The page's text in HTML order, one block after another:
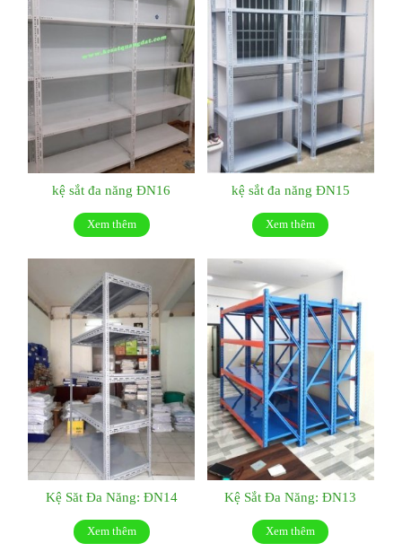
kệ sắt đa năng ĐN16
Xem thêm
kệ sắt đa năng ĐN15
Xem thêm
Kệ Săt Đa Năng: ĐN14
Xem thêm
Kệ Sắt Đa Năng: ĐN13
Xem thêm